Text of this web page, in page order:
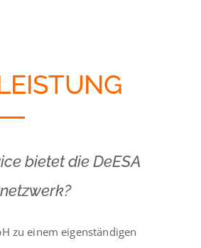
bietet die DeESA
zu einem eigenständigen